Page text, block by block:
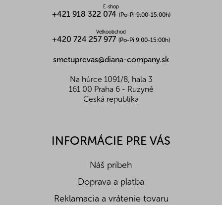
Sacharidy (g)
Vláknina (g)
E-shop
+421 918 322 074 (Po-Pi 9:00-15:00h)
Veľkoobchod
+420 724 257 977 (Po-Pi 9:00-15:00h)
smetuprevas@diana-company.sk
Na hůrce 1091/8, hala 3
161 00 Praha 6 - Ruzyně
Česká republika
INFORMÁCIE PRE VÁS
Náš príbeh
Doprava a platba
Reklamacia a vrátenie tovaru